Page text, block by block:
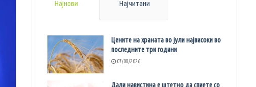
Најнови Најчитани
Цените на храната во јули највисоки во
последните три години
07/08/2026
Дали навистина е штетно да спиете со